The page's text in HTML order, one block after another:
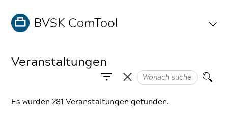
Veranstaltungen
Es wurden 281 Veranstaltungen gefunden.